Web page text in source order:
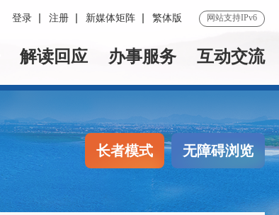
登录 注册 新媒体矩阵 繁体版 网站支持IPv6
解读回应 办事服务 互动交流
长者模式 无障碍浏览